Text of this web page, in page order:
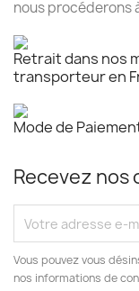
nous procéderons
Retrait dans nos
transporteur en
Mode de
Recevez nos
Vous pouvez vous
nos informations de